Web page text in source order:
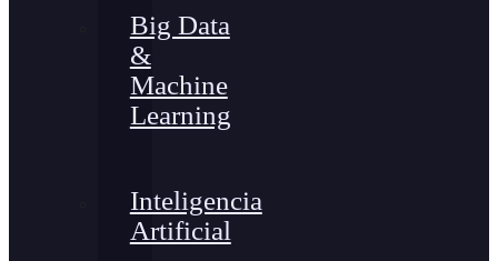
Big Data
&
Machine
Learning
Inteligencia
Artificial